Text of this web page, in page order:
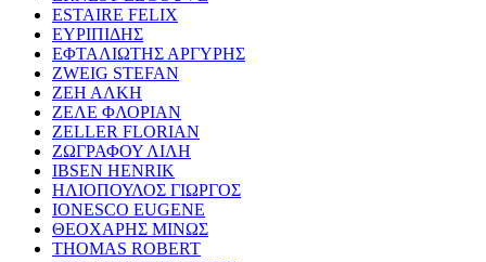
ESTAIRE FELIX
ΕΥΡΙΠΙΔΗΣ
ΕΦΤΑΛΙΩΤΗΣ ΑΡΓΥΡΗΣ
ZWEIG STEFAN
ΖΕΗ ΑΛΚΗ
ΖΕΛΕ ΦΛΟΡΙΑΝ
ZELLER FLORIAN
ΖΩΓΡΑΦΟΥ ΛΙΛΗ
IBSEN HENRIK
ΗΛΙΟΠΟΥΛΟΣ ΓΙΩΡΓΟΣ
IONESCO EUGENE
ΘΕΟΧΑΡΗΣ ΜΙΝΩΣ
THOMAS ROBERT